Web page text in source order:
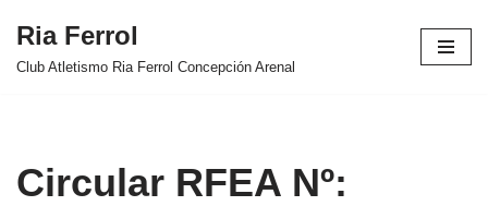
Saltar
Ria Ferrol
Club Atletismo Ria Ferrol Concepción Arenal
Circular RFEA Nº: